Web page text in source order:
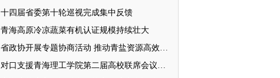
十四届省委第十轮巡视完成集中反馈
青海高原冷凉蔬菜有机认证规模持续壮大
省政协开展专题协商活动 推动青盐资源高效开发利用
对口支援青海理工学院第二届高校联席会议召开